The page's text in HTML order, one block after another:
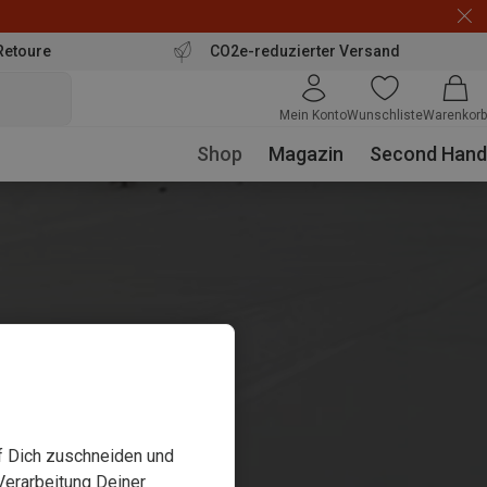
CO2e-reduzierter Versand
Mein KontoWunschlisteWarenkorb
Shop Magazin Second Hand
zuschneiden und
Deiner